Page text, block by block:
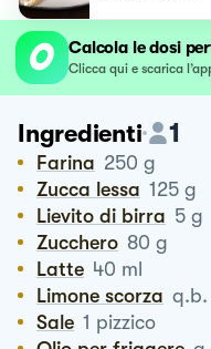
Calcola le dosi
Clicca qui e scarica
Ingredienti 1
Farina 250 g
Zucca lessa 125 g
Lievito di birra 5 g
Zucchero 80 g
Latte 40 ml
Limone scorza q.b.
Sale 1 pizzico